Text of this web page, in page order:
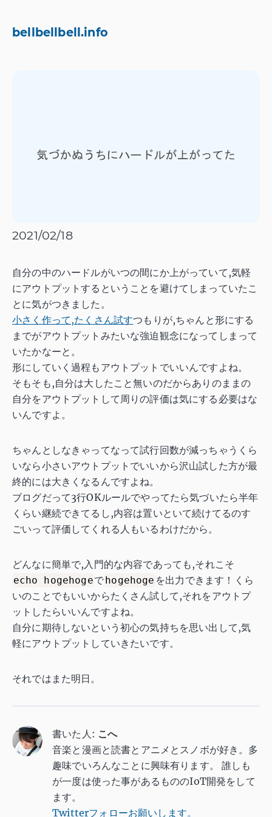
bellbellbell.info
2021/02/18
自分の中のハードルがいつの間にか上がっていて,気軽
にアウトプットするということを避けてしまっていたこ
とに気がつきました。
小さく作って,たくさん試すつもりが,ちゃんと形にする
までがアウトプットみたいな強迫観念になってしまって
いたかなーと。
形にしていく過程もアウトプットでいいんですよね。
そもそも,自分は大したこと無いのだからありのままの
自分をアウトプットして周りの評価は気にする必要はな
いんですよ。
ちゃんとしなきゃってなって試行回数が減っちゃうくら
いなら小さいアウトプットでいいから沢山試した方が最
終的には大きくなるんですよね。
ブログだって3行OKルールでやってたら気づいたら半年
くらい継続できてるし,内容は置いといて続けてるのす
ごいって評価してくれる人もいるわけだから。
どんなに簡単で,入門的な内容であっても,それこそ
echo hogehogeでhogehoge を出力できます！くら
いのことでもいいからたくさん試して,それをアウトプ
ットしたらいいんですよね。
自分に期待しないという初心の気持ちを思い出して,気
軽にアウトプットしていきたいです。
それではまた明日。
書いた人: こへ
音楽と漫画と読書とアニメとスノボが好き。多
趣味でいろんなことに興味有ります。 誰しも
が一度は使った事があるもののIoT開発をして
ます。
Twitterフォローお願いします。